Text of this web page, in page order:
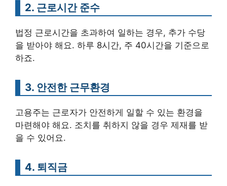
2. 근로시간 준수
법정 근로시간을 초과하여 일하는 경우, 추가 수당
을 받아야 해요. 하루 8시간, 주 40시간을 기준으로
하죠.
3. 안전한 근무환경
고용주는 근로자가 안전하게 일할 수 있는 환경을
마련해야 해요. 조치를 취하지 않을 경우 제재를 받
을 수 있어요.
4. 퇴직금